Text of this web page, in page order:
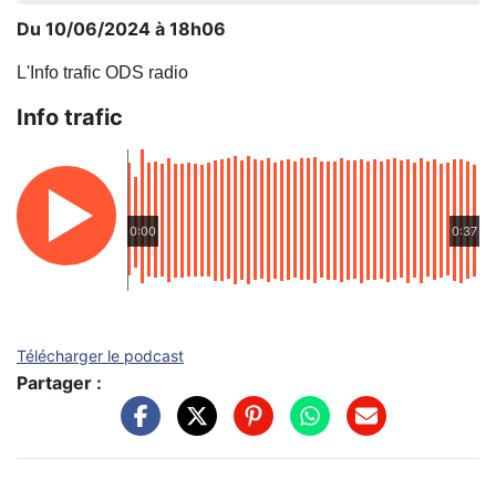
Du 10/06/2024 à 18h06
L'Info trafic ODS radio
Info trafic
0:00 0:37
Télécharger le podcast
Partager :